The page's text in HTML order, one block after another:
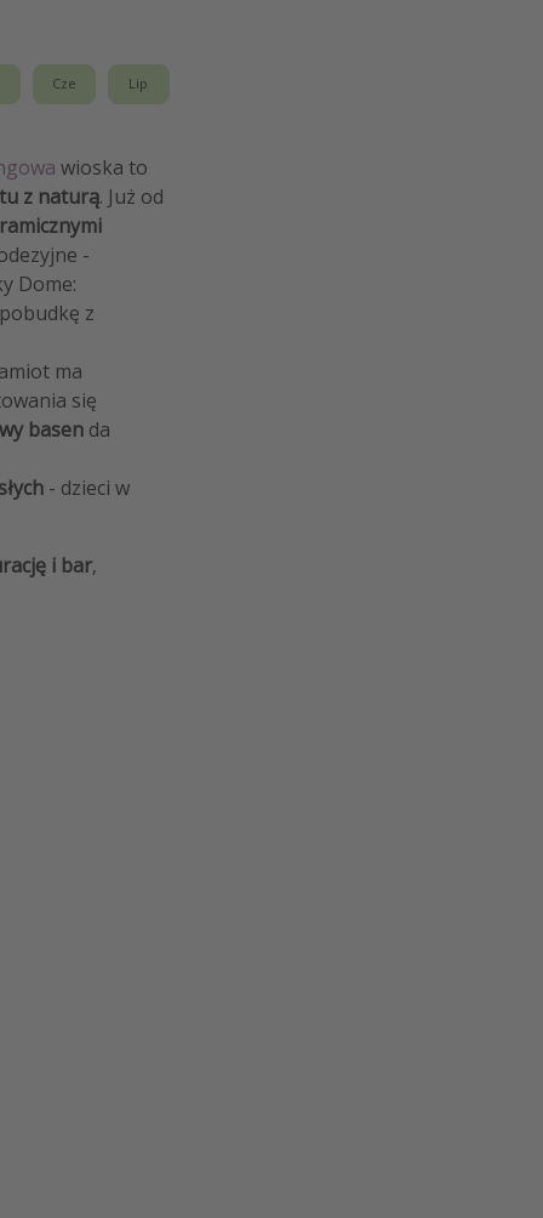
Cze Lip
wioska to
z naturą. Już od
-
Dome:
z
ma
się
basen da
- dzieci w
i bar,